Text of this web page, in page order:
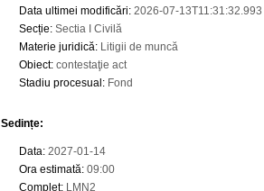
Data ultimei modificări: 2026-07-13T11:31:32.993
Secție: Sectia I Civilă
Materie juridică: Litigii de muncă
Obiect: contestaţie act
Stadiu procesual : Fond
Sedințe:
Data: 2027-01-14
Ora estimată: 09:00
Complet: LMN2